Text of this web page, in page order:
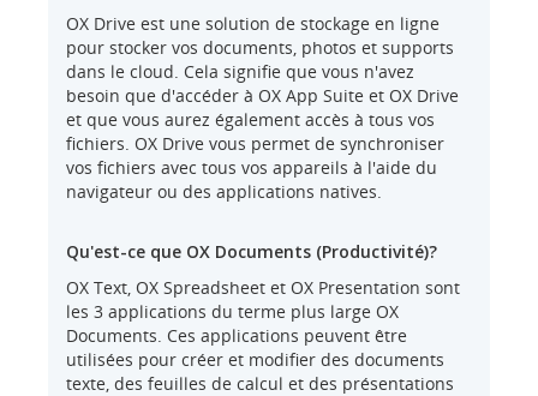
OX Drive est une solution de stockage en ligne
pour stocker vos documents, photos et supports
dans le cloud. Cela signifie que vous n'avez
besoin que d'accéder à OX App Suite et OX Drive
et que vous aurez également accès à tous vos
fichiers. OX Drive vous permet de synchroniser
vos fichiers avec tous vos appareils à l'aide du
navigateur ou des applications natives.
Qu'est-ce que OX Documents (Productivité)?
OX Text, OX Spreadsheet et OX Presentation sont
les 3 applications du terme plus large OX
Documents. Ces applications peuvent être
utilisées pour créer et modifier des documents
texte, des feuilles de calcul et des présentations